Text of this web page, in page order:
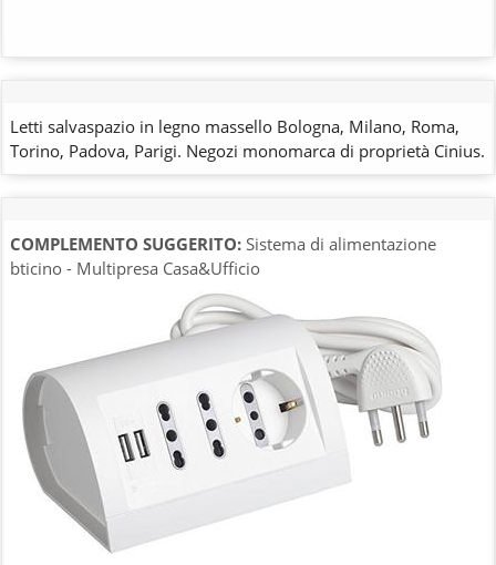
Letti salvaspazio in legno massello Bologna, Milano, Roma,
Torino, Padova, Parigi. Negozi monomarca di proprietà Cinius.
COMPLEMENTO SUGGERITO:Sistema di alimentazione
bticino - Multipresa Casa&Ufficio